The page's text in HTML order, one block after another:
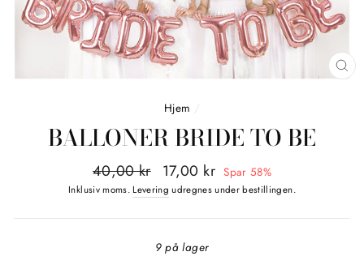
Hjem /
BALLONER BRIDE TO BE
Normalpris
40,00 kr Tilbudspris
17,00 kr Spar 58%
Inklusiv moms. Levering udregnes under bestillingen.
9 på lager